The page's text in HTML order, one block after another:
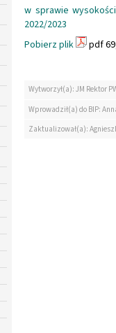
w sprawie
2022/2023
Pobierz plik
pdf
Wytworzył(a): JM Rektor
Wprowadził(a) do BIP:
Zaktualizował(a):